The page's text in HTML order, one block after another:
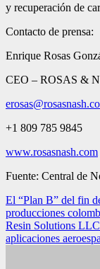
y recuperación de
Contacto de prensa:
Enrique Rosas
CEO – ROSAS &
+1 809 785 9845
www.rosasnash.com
Fuente: Central de
Navegación
de
entradas
El “Plan B” del fin
producciones
Resin Solutions
aplicaciones